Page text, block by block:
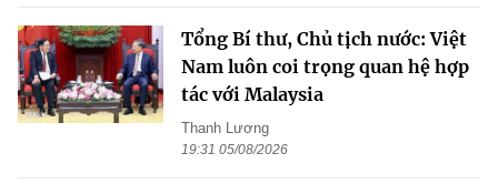
Tổng Bí thư, Chủ tịch nước: Việt
Nam luôn coi trọng quan hệ hợp
tác với Malaysia
Thanh Lương
19:31 05/08/2026